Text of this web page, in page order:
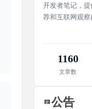
开发者笔记，
荐和互联网观
1160
文章数
公告